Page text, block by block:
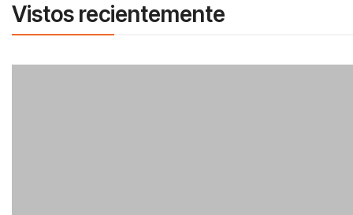
Vistos recientemente